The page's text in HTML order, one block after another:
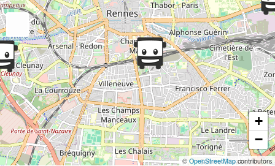
+
−
© OpenStreetMapcontributors